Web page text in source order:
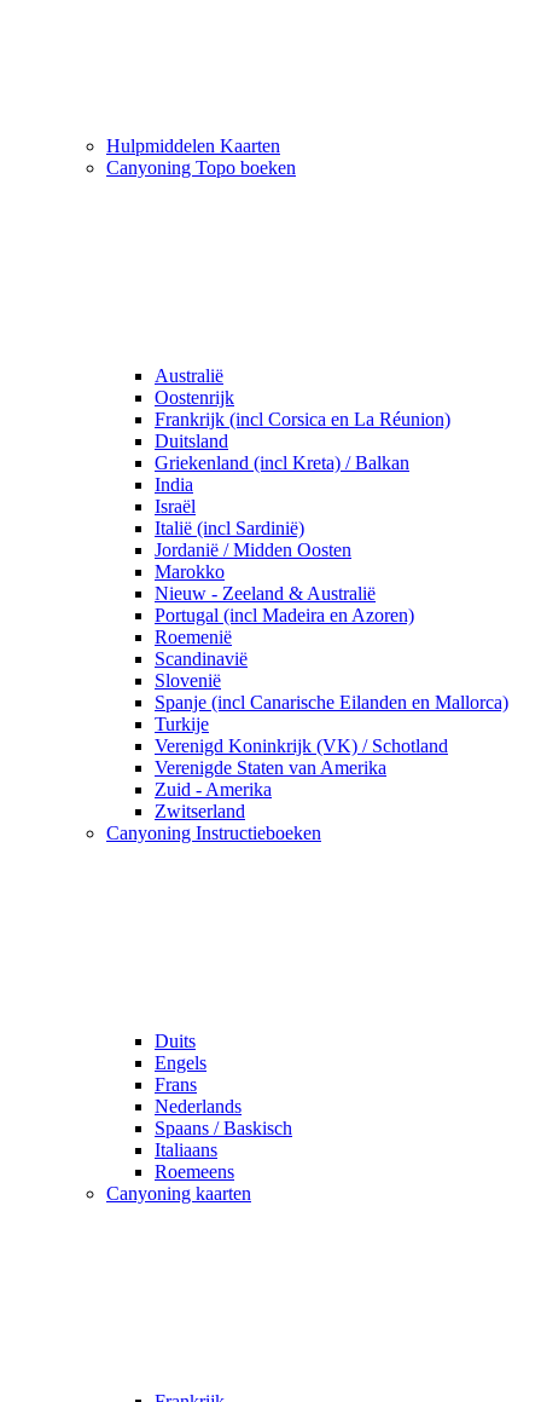
Hulpmiddelen Kaarten
Canyoning Topo boeken
Australië
Oostenrijk
Frankrijk (incl Corsica en La Réunion)
Duitsland
Griekenland (incl Kreta) / Balkan
India
Israël
Italië (incl Sardinië)
Jordanië / Midden Oosten
Marokko
Nieuw - Zeeland & Australië
Portugal (incl Madeira en Azoren)
Roemenië
Scandinavië
Slovenië
Spanje (incl Canarische Eilanden en Mallorca)
Turkije
Verenigd Koninkrijk (VK) / Schotland
Verenigde Staten van Amerika
Zuid - Amerika
Zwitserland
Canyoning Instructieboeken
Duits
Engels
Frans
Nederlands
Spaans / Baskisch
Italiaans
Roemeens
Canyoning kaarten